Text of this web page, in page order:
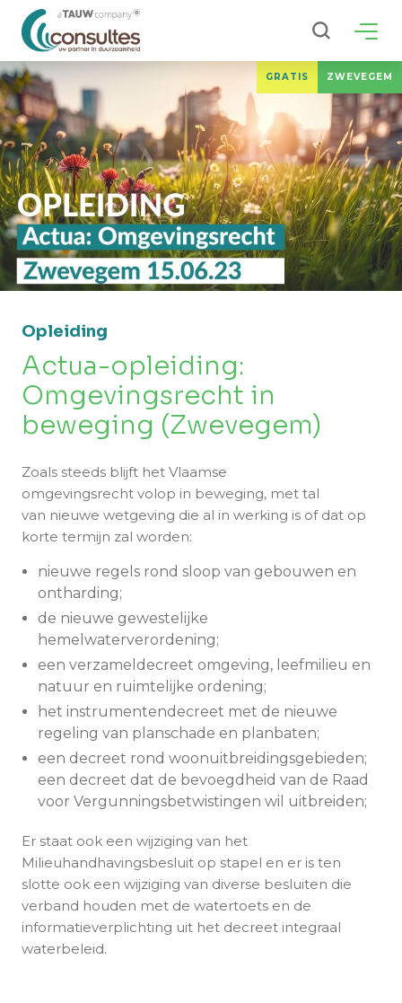
ZOEKEN
ZWEVEGEM
GRATIS
Opleiding
Actua-opleiding:
Omgevingsrecht in
beweging (Zwevegem)
Zoals steeds blijft het Vlaamse
omgevingsrecht volop in beweging, met tal
van nieuwe wetgeving die al in werking is of dat op
korte termijn zal worden:
nieuwe regels rond sloop van gebouwen en
ontharding;
de nieuwe gewestelijke
hemelwaterverordening;
een verzameldecreet omgeving, leefmilieu en
natuur en ruimtelijke ordening;
het instrumentendecreet met de nieuwe
regeling van planschade en planbaten;
een decreet rond woonuitbreidingsgebieden;
een decreet dat de bevoegdheid van de Raad
voor Vergunningsbetwistingen wil uitbreiden;
Er staat ook een wijziging van het
Milieuhandhavingsbesluit op stapel en er is ten
slotte ook een wijziging van diverse besluiten die
verband houden met de watertoets en de
informatieverplichting uit het decreet integraal
waterbeleid.